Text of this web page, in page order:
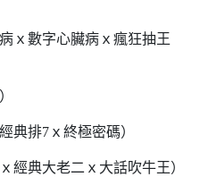
ｘ數字心臟病ｘ瘋狂抽王
典排7ｘ終極密碼）
經典大老二ｘ大話吹牛王）